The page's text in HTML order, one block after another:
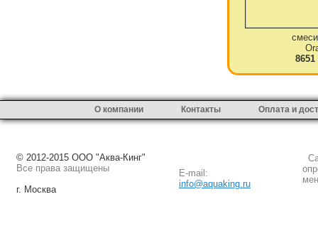
8651
О компании Контакты Оплата и
© 2012-2015 ООО "Аква-Кинг"
Все права защищены
г. Москва
E-mail:
info@aquaking.ru